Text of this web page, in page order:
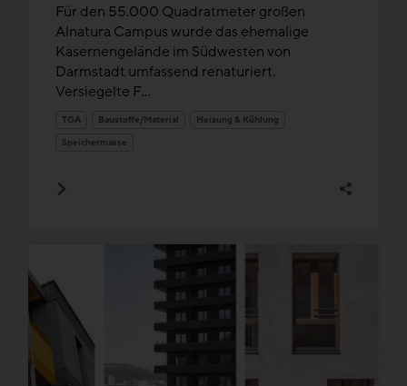
Für den 55.000 Quadratmeter großen
Alnatura Campus wurde das ehemalige
Kasernengelände im Südwesten von
Darmstadt umfassend renaturiert.
Versiegelte F...
TGA Baustoffe/Material
Heizung & Kühlung
Speichermasse